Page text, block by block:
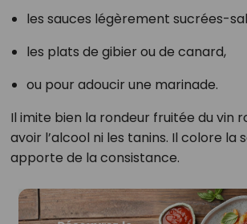
les sauces légèrement sucrées-
les plats de gibier ou de canard,
ou pour adoucir une marinade.
Il imite bien la rondeur fruitée du vin
avoir l’alcool ni les tanins. Il colore la
apporte de la consistance.